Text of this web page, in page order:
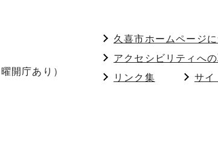
開庁あり）
久喜市ホームページ
アクセシビリティへ
リンク集
サイ